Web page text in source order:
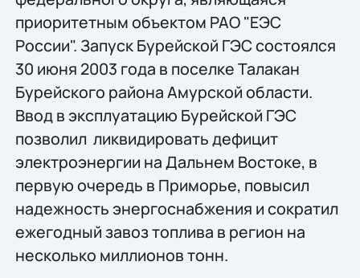
приоритетным объектом РАО "ЕЭС
России". Запуск Бурейской ГЭС состоялся
30 июня 2003 года в поселке Талакан
Бурейского района Амурской области.
Ввод в эксплуатацию Бурейской ГЭС
позволил ликвидировать дефицит
электроэнергии на Дальнем Востоке, в
первую очередь в Приморье, повысил
надежность энергоснабжения и сократил
ежегодный завоз топлива в регион на
несколько миллионов тонн.